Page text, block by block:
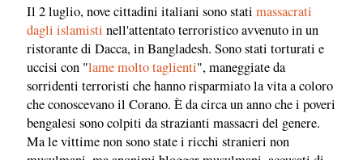
Il 2 luglio, nove cittadini italiani sono stati massacrati
dagli islamisti nell'attentato terroristico avvenuto in un
ristorante di Dacca, in Bangladesh. Sono stati torturati e
uccisi con "lame molto taglienti", maneggiate da
sorridenti terroristi che hanno risparmiato la vita a coloro
che conoscevano il Corano. È da circa un anno che i poveri
bengalesi sono colpiti da strazianti massacri del genere.
Ma le vittime non sono state i ricchi stranieri non